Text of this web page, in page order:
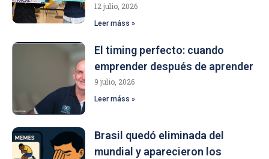
12 julio, 2026
Leer máss »
El timing perfecto: cuando
emprender después de aprender
9 julio, 2026
Leer máss »
Brasil quedó eliminada del
mundial y aparecieron los